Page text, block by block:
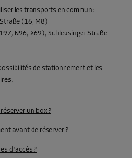
Haut:2,6m
les transports en commun:
(16, M8)
N96, X69), Schleusinger Straße
de stationnement et les
un box ?
avant de réserver ?
d'accès ?